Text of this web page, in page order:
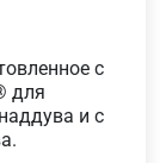
с
для
и с